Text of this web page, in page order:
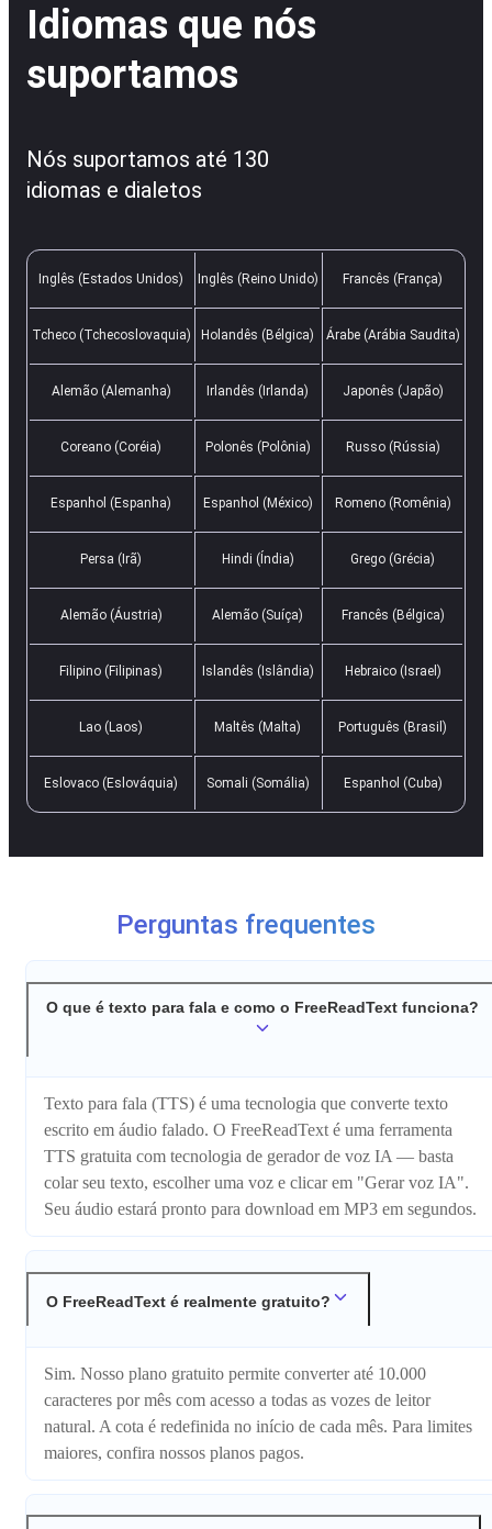
Idiomas que nós
suportamos
Nós suportamos até 130
idiomas e dialetos
Inglês (Estados Unidos) Inglês (Reino Unido) Francês (França)
Tcheco (Tchecoslovaquia) Holandês (Bélgica) Árabe (Arábia Saudita)
Alemão (Alemanha) Irlandês (Irlanda) Japonês (Japão)
Coreano (Coréia) Polonês (Polônia) Russo (Rússia)
Espanhol (Espanha) Espanhol (México) Romeno (Romênia)
Persa (Irã) Hindi (Índia) Grego (Grécia)
Alemão (Áustria) Alemão (Suíça) Francês (Bélgica)
Filipino (Filipinas) Islandês (Islândia) Hebraico (Israel)
Lao (Laos) Maltês (Malta) Português (Brasil)
Eslovaco (Eslováquia) Somali (Somália) Espanhol (Cuba)
Perguntas frequentes
O que é texto para fala e como o FreeReadText funciona?
Texto para fala (TTS) é uma tecnologia que converte texto
escrito em áudio falado. O FreeReadText é uma ferramenta
TTS gratuita com tecnologia de gerador de voz IA — basta
colar seu texto, escolher uma voz e clicar em "Gerar voz IA".
Seu áudio estará pronto para download em MP3 em segundos.
O FreeReadText é realmente gratuito?
Sim. Nosso plano gratuito permite converter até 10.000
caracteres por mês com acesso a todas as vozes de leitor
natural. A cota é redefinida no início de cada mês. Para limites
maiores, confira nossos planos pagos.